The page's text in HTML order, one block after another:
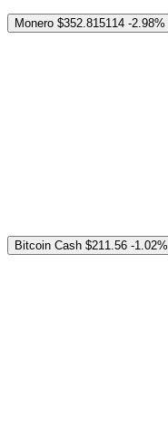
Monero $352.815114 -2.98%
Bitcoin Cash $211.56 -1.02%